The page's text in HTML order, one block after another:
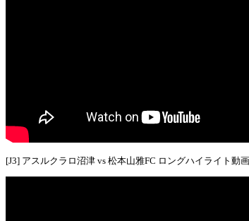
[J3] アスルクラロ沼津 vs 松本山雅FC ロングハイライト動画